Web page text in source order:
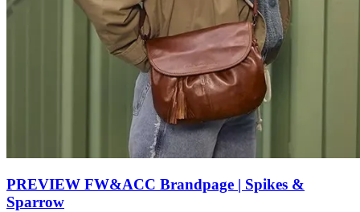
PREVIEW FW&ACC Brandpage | Spikes &
Sparrow